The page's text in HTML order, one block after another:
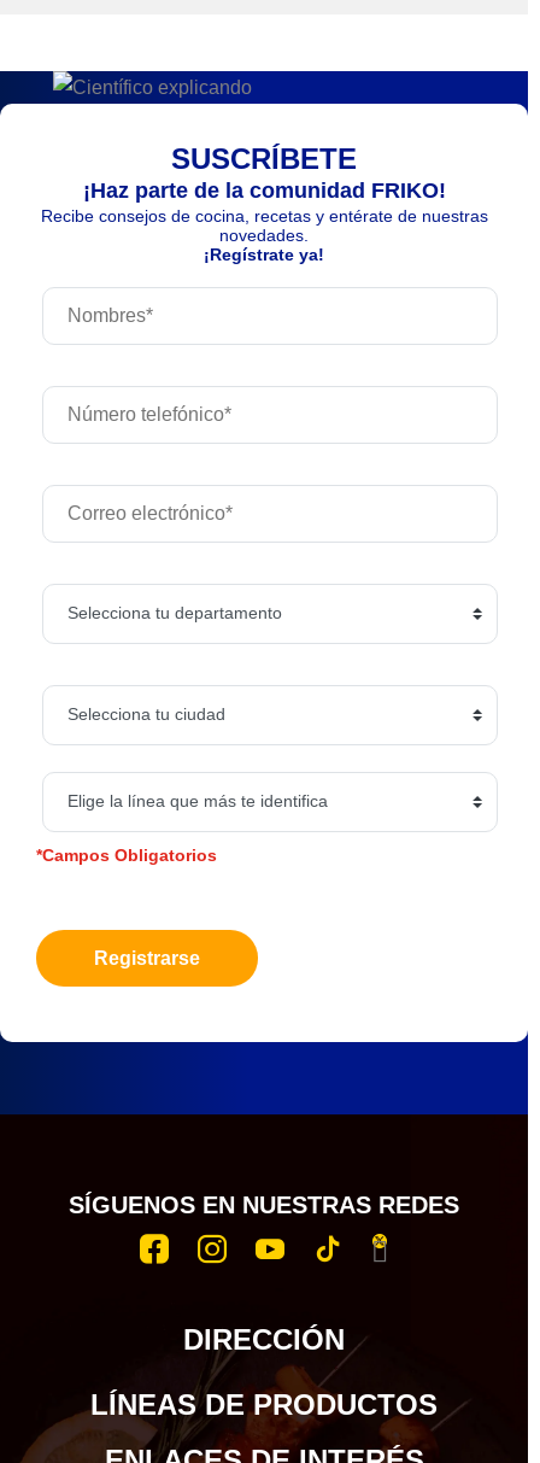
SUSCRÍBETE
¡Haz parte de la comunidad FRIKO!
Recibe consejos de cocina, recetas y entérate de nuestras
novedades.
¡Regístrate ya!
*Campos Obligatorios
Registrarse
SÍGUENOS EN NUESTRAS REDES
DIRECCIÓN
LÍNEAS DE PRODUCTOS